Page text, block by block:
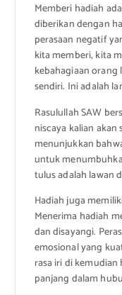
Memberi hadiah
diberikan dengan
perasaan negatif
kita memberi, kita
kebahagiaan
sendiri. Ini adalah
Rasulullah SAW
niscaya kalian akan
menunjukkan
untuk
tulus adalah lawan
Hadiah juga
Menerima hadiah
dan disayangi.
emosional yang
rasa iri di
panjang dalam